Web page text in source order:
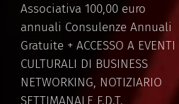
Associativa 100,00 euro
annuali Consulenze Annuali
Gratuite + ACCESSO A EVENTI
CULTURALI DI BUSINESS
NETWORKING, NOTIZIARIO
SETTIMANALE F.D.T.